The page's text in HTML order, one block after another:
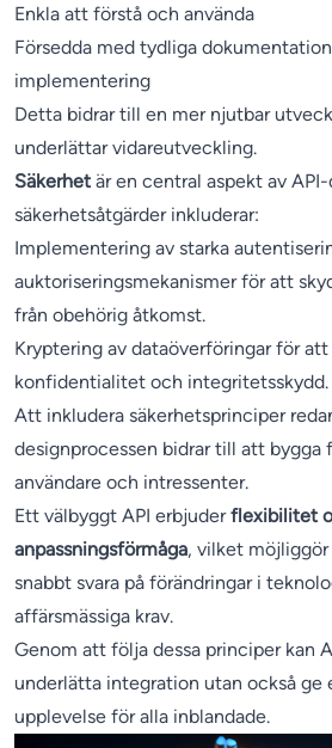
Enkla att förstå och använda
Försedda med tydliga
implementering
Detta bidrar till en mer njutbar
underlättar vidareutveckling.
Säkerhetär en central aspekt av
säkerhetsåtgärder inkluderar:
Implementering av starka
auktoriseringsmekanismer för att
från obehörig åtkomst.
Kryptering av dataöverföringar för att
konfidentialitet och integritetsskydd.
Att inkludera säkerhetsprinciper
designprocessen bidrar till att bygga
användare och intressenter.
Ett välbyggt API erbjuderflexibilitet
anpassningsförmåga, vilket
snabbt svara på förändringar i
affärsmässiga krav.
Genom att följa dessa principer kan
underlätta integration utan också ge
upplevelse för alla inblandade.